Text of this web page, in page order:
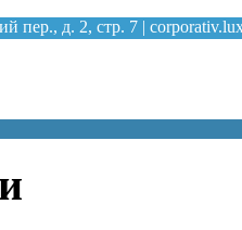
пер., д. 2, стр. 7 |